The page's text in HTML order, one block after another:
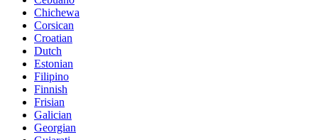
Chichewa
Corsican
Croatian
Dutch
Estonian
Filipino
Finnish
Frisian
Galician
Georgian